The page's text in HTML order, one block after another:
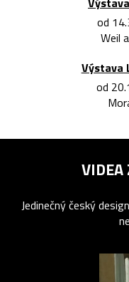
od
Weil
Výstava
od
VIDEA
Jedinečný český